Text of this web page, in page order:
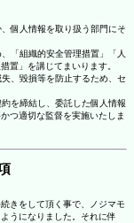
個人情報を取り扱う部門にそ
「組織的安全管理措置」「人
置」を講じてまいります。
、毀損等を防止するため、セ
を締結し、委託した個人情報
つ適切な監督を実施いたしま
きをして頂く事で、ノジマモ
うになりました。それに伴